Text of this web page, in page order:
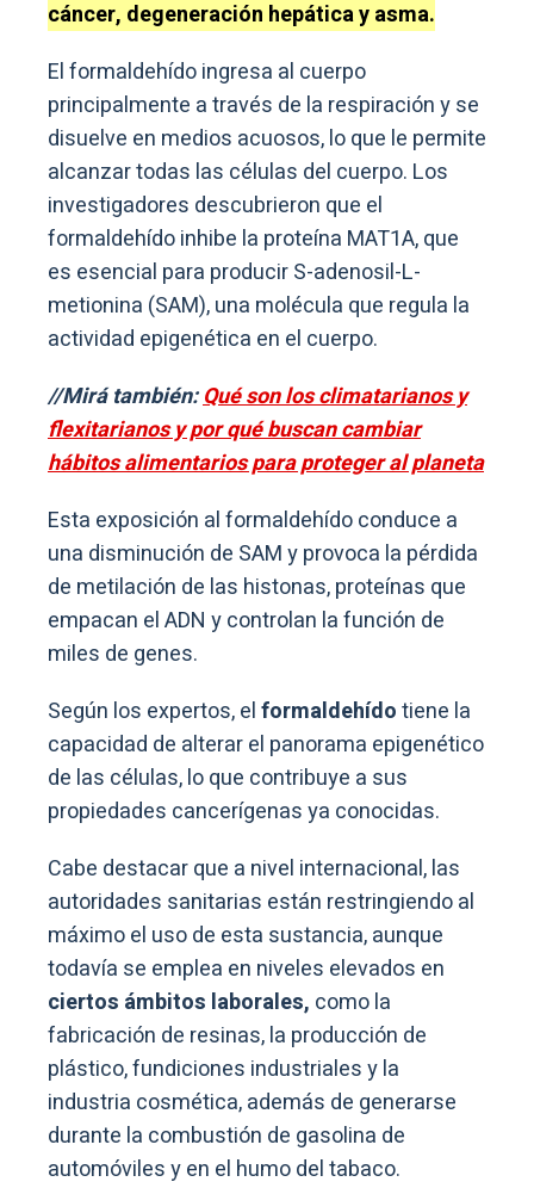
cáncer, degeneración hepática y asma.
El formaldehído ingresa al cuerpo
principalmente a través de la respiración y se
disuelve en medios acuosos, lo que le permite
alcanzar todas las células del cuerpo. Los
investigadores descubrieron que el
formaldehído inhibe la proteína MAT1A, que
es esencial para producir S-adenosil-L-
metionina (SAM), una molécula que regula la
actividad epigenética en el cuerpo.
//Mirá también:Qué son los climatarianos y
flexitarianos y por qué buscan cambiar
hábitos alimentarios para proteger al planeta
Esta exposición al formaldehído conduce a
una disminución de SAM y provoca la pérdida
de metilación de las histonas, proteínas que
empacan el ADN y controlan la función de
miles de genes.
Según los expertos, elformaldehídotiene la
capacidad de alterar el panorama epigenético
de las células, lo que contribuye a sus
propiedades cancerígenas ya conocidas.
Cabe destacar que a nivel internacional, las
autoridades sanitarias están restringiendo al
máximo el uso de esta sustancia, aunque
todavía se emplea en niveles elevados en
ciertos ámbitos laborales, como la
fabricación de resinas, la producción de
plástico, fundiciones industriales y la
industria cosmética, además de generarse
durante la combustión de gasolina de
automóviles y en el humo del tabaco.